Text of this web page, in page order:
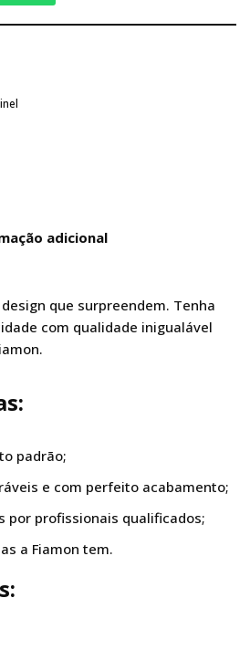
adicional
que surpreendem. Tenha
com qualidade inigualável
padrão;
e com perfeito acabamento;
por profissionais qualificados;
a Fiamon tem.